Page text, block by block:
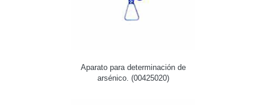
Aparato para determinación de
arsénico. (00425020)